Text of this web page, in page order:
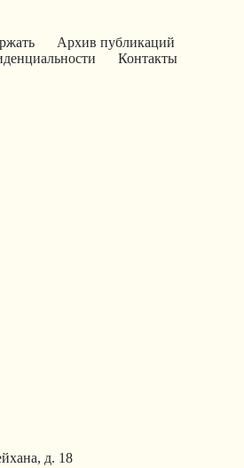
Архив публикаций
Контакты
д. 18